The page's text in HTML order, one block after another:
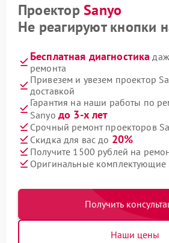
ПроекторSanyo
Не реагируют кнопки
Бесплатная диагностика
ремонта
Привезем и увезем проектор
доставкой
Гарантия на наши работы по
Sanyo до 3-х лет
Срочный ремонт проекторов
Скидка для вас до 20%
Получите 1500 рублей на
Оригинальные комплектующие
Получить
Наши цены